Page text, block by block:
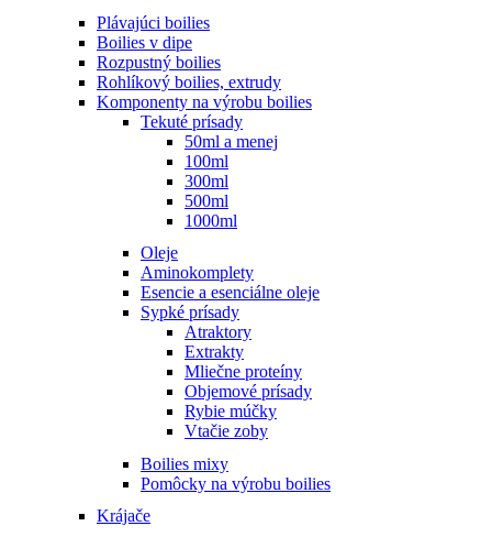
Plávajúci boilies
Boilies v dipe
Rozpustný boilies
Rohlíkový boilies, extrudy
Komponenty na výrobu boilies
Tekuté prísady
50ml a menej
100ml
300ml
500ml
1000ml
Oleje
Aminokomplety
Esencie a esenciálne oleje
Sypké prísady
Atraktory
Extrakty
Mliečne proteíny
Objemové prísady
Rybie múčky
Vtačie zoby
Boilies mixy
Pomôcky na výrobu boilies
Krájače